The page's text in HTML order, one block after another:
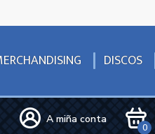
DISCOS
0
A miña conta